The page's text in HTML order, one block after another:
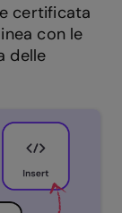
certificata
con le
delle